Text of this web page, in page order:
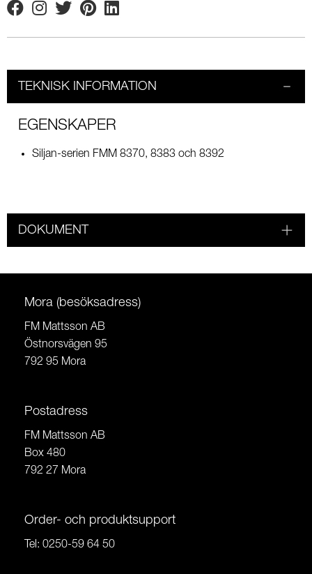
FacebookInstagram
TwitterPinterestLinkedin
TEKNISK INFORMATION
EGENSKAPER
Siljan-serien FMM 8370, 8383 och 8392
DOKUMENT
Mora (besöksadress)
FM Mattsson AB
Östnorsvägen 95
792 95 Mora
Postadress
FM Mattsson AB
Box 480
792 27 Mora
Order- och produktsupport
Tel: 0250-59 64 50